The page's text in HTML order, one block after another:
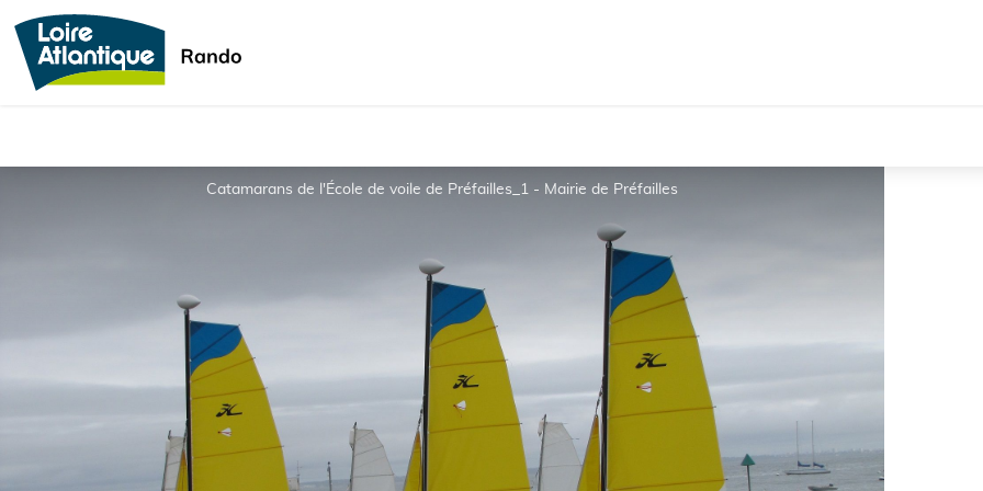
Catamarans de l'École de voile de Préfailles_1 - Mairie de Préfailles